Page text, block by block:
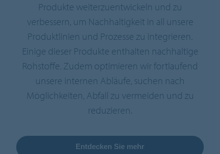
Produkte weiterzuentwickeln und zu
verbessern, um Nachhaltigkeit in all unsere
Produktlinien und Prozesse zu integrieren.
Einige dieser Produkte enthalten nachhaltige
Rohstoffe. Zudem optimieren wir fortlaufend
unsere internen Abläufe, suchen nach
Möglichkeiten, Abfall zu vermeiden und zu
reduzieren.
Entdecken Sie mehr